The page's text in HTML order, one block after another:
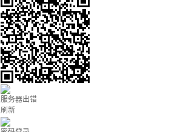
服务器出错
刷新